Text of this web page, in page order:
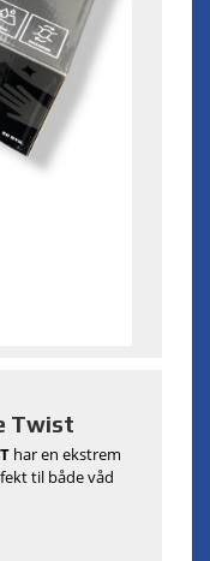
Twist
har en ekstrem
til både våd